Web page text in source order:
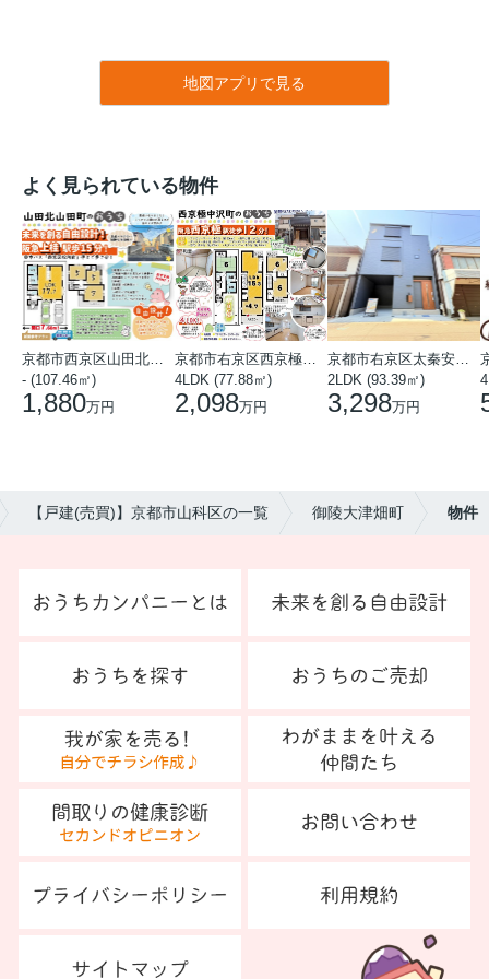
地図アプリで見る
よく見られている物件
- (107.46㎡)
1,880万円
4LDK (77.88㎡)
2,098万円
2LDK (93.39㎡)
3,298万円
【戸建(売買)】京都市山科区の一覧 御陵大津畑町 物件